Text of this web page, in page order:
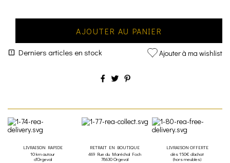
AJOUTER AU PANIER
Derniers articles en stock Ajouter à ma wishlist
LIVRAISON RAPIDE
10 km autour
d'Orgeval
RETRAIT EN BOUTIQUE
469 Rue du Maréchal Foch
78630 Orgeval
LIVRAISON OFFERTE
dès 150€ d'achat
(hors meubles)